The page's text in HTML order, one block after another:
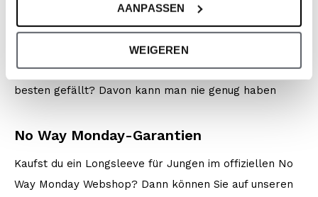
AANPASSEN
WEIGEREN
ein schönes Basic? Und welche Farbe werden Sie
wählen? Setzen Sie auf dem Schulhof ein Zeichen mit
Ihrem neuen Longsleeve. Und Sie können sich nicht
entscheiden, welches Longsleeve für Jungen Ihnen am
besten gefällt? Davon kann man nie genug haben
No Way Monday-Garantien
Kaufst du ein Longsleeve für Jungen im offiziellen No
Way Monday Webshop? Dann können Sie auf unseren